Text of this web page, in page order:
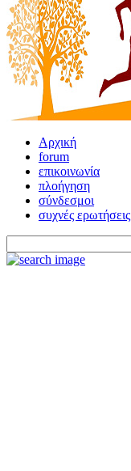
Αρχική
forum
επικοινωνία
πλοήγηση
σύνδεσμοι
συχνές ερωτήσεις